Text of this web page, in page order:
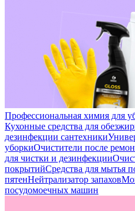
Профессиональная химия для
Кухонные средства для
дезинфекции сантехники
уборкиОчистители после
для чистки и дезинфекции
покрытийСредства для мытья
пятенНейтрализатор запахов
посудомоечных машин